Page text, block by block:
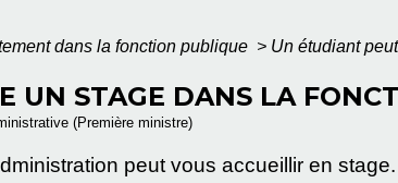
dans la fonction publique > Un étudiant
UN STAGE DANS LA
(Première ministre)
peut vous accueillir en